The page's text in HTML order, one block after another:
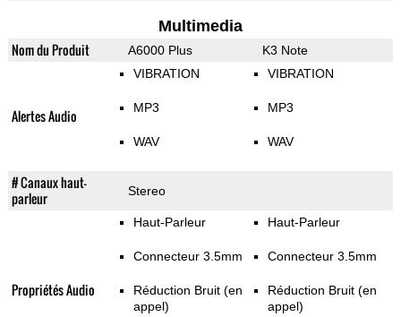
Multimedia
Nom du Produit A6000 Plus K3 Note
Alertes Audio
VIBRATION
MP3
WAV
VIBRATION
MP3
WAV
# Canaux haut-
parleur
Stereo
Propriétés Audio
Haut-Parleur
Connecteur 3.5mm
Réduction Bruit (en
appel)
Haut-Parleur
Connecteur 3.5mm
Réduction Bruit (en
appel)